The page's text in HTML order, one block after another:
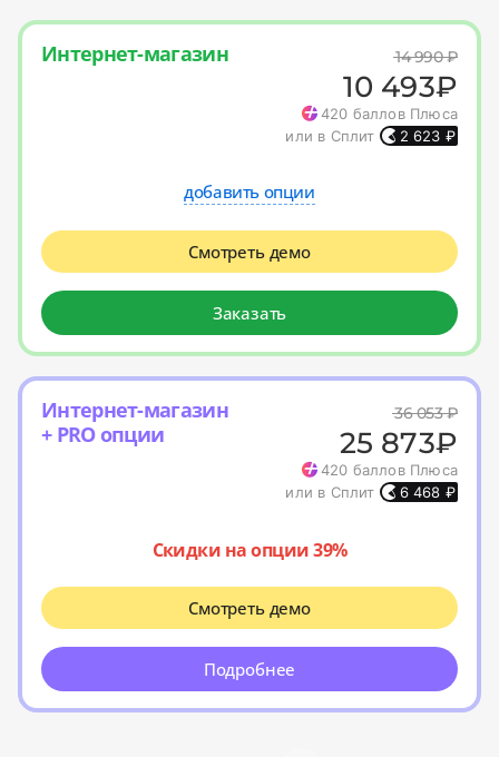
Интернет-магазин 14 990₽
10 493₽
420 баллов Плюса
или в Сплит
2 623 ₽
добавить опции
Смотреть демо
Заказать
Интернет-магазин
+ PRO опции
36 053₽
25 873₽
420 баллов Плюса
или в Сплит
6 468 ₽
Скидки на опции 39%
Смотреть демо
Подробнее